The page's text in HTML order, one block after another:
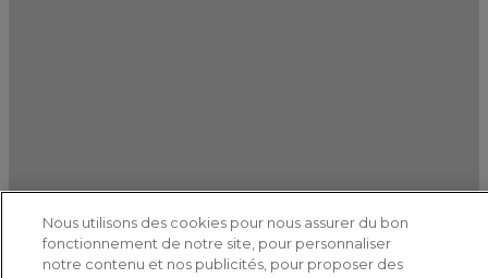
Nous utilisons des cookies pour nous assurer du bon
fonctionnement de notre site, pour personnaliser
notre contenu et nos publicités, pour proposer des